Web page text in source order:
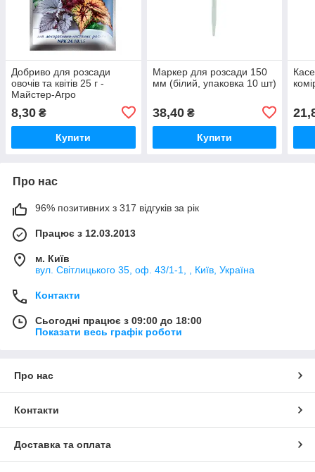
Добриво для розсади
овочів та квітів 25 г -
Майстер-Агро
8,30 ₴
Купити
Маркер для розсади 150
мм (білий, упаковка 10 шт)
38,40₴
Купити
Про нас
96% позитивних з 317 відгуків за рік
Працює з 12.03.2013
м. Київ
вул. Світлицького 35, оф. 43/1-1, , Київ, Україна
Контакти
Сьогодні працює з 09:00 до 18:00
Показати весь графік роботи
Про нас
Контакти
Доставка та оплата